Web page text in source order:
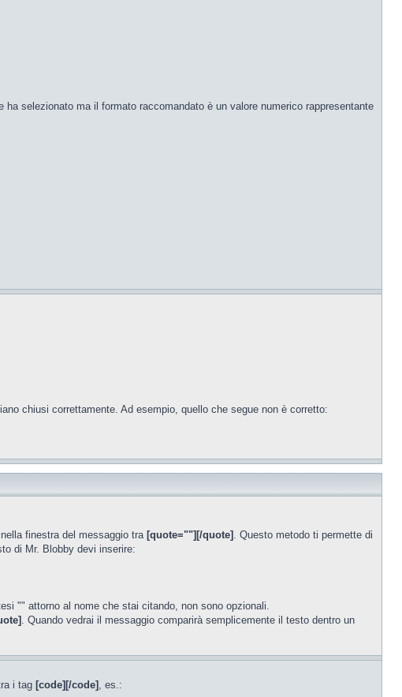
ha selezionato ma il formato raccomandato è un valore numerico rappresentante
chiusi correttamente. Ad esempio, quello che segue non è corretto:
finestra del messaggio tra [quote=""][/quote] . Questo metodo ti permette di
di Mr. Blobby devi inserire:
"" attorno al nome che stai citando, non sono opzionali.
. Quando vedrai il messaggio comparirà semplicemente il testo dentro un
i tag [code][/code] , es.: